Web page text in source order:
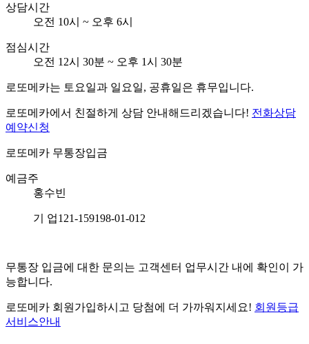
상담시간
오전 10시 ~ 오후 6시
점심시간
오전 12시 30분 ~ 오후 1시 30분
로또메카는 토요일과 일요일, 공휴일은 휴무입니다.
로또메카에서 친절하게 상담 안내해드리겠습니다! 전화상담
예약신청
로또메카 무통장입금
예금주
홍수빈
기 업121-159198-01-012
무통장 입금에 대한 문의는 고객센터 업무시간 내에 확인이 가
능합니다.
로또메카 회원가입하시고 당첨에 더 가까워지세요! 회원등급
서비스안내